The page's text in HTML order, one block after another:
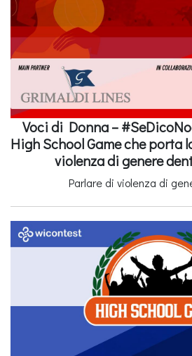
Voci di Donna –
High School Game che porta
violenza di genere
Parlare di violenza di